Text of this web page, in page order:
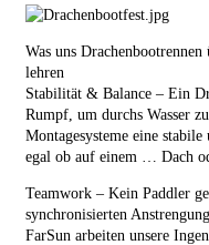
Was uns
lehren
Stabilität & Balance – Ein
Rumpf, um durchs Wasser
Montagesysteme eine
egal ob auf einem … Dach
Teamwork – Kein Paddler
synchronisierten
FarSun arbeiten unsere